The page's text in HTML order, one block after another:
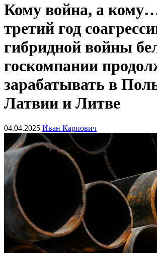
Кому война, а
третий год
гибридной войны
госкомпании
зарабатывать в
Латвии и Литве
04.04.2025 Иван Карпович